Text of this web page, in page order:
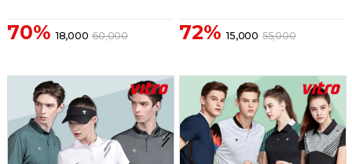
70% 18,000 60,000 72% 15,000 55,000